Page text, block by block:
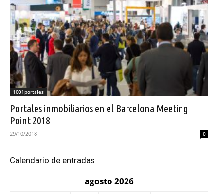
1001portales
Portales inmobiliarios en el Barcelona Meeting
Point 2018
29/10/2018 0
Calendario de entradas
agosto 2026